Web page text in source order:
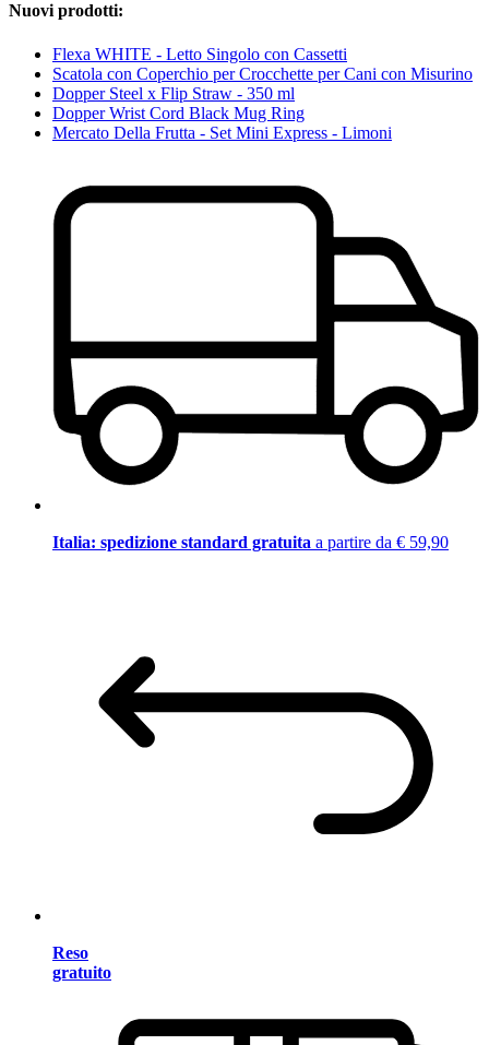
Nuovi prodotti:
Flexa WHITE - Letto Singolo con Cassetti
Scatola con Coperchio per Crocchette per Cani con Misurino
Dopper Steel x Flip Straw - 350 ml
Dopper Wrist Cord Black Mug Ring
Mercato Della Frutta - Set Mini Express - Limoni
Italia: spedizione standard gratuita a partire da € 59,90
Reso
gratuito